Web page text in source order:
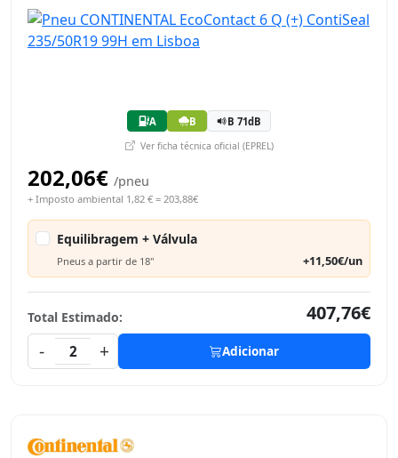
A B B 71dB
Ver ficha técnica oficial (EPREL)
202,06€ /pneu
+ Imposto ambiental 1,82 € = 203,88€
Equilibragem + Válvula
Pneus a partir de 18" +11,50€/un
Total Estimado:
407,76€
-
2 + Adicionar